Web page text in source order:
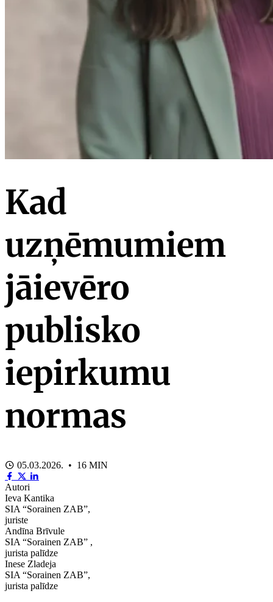
Kad
uzņēmumiem
jāievēro
publisko
iepirkumu
normas
05.03.2026. • 16 MIN
Autori
Ieva Kantika
SIA “Sorainen ZAB”,
juriste
Andīna Brīvule
SIA “Sorainen ZAB” ,
jurista palīdze
Inese Zladeja
SIA “Sorainen ZAB”,
jurista palīdze